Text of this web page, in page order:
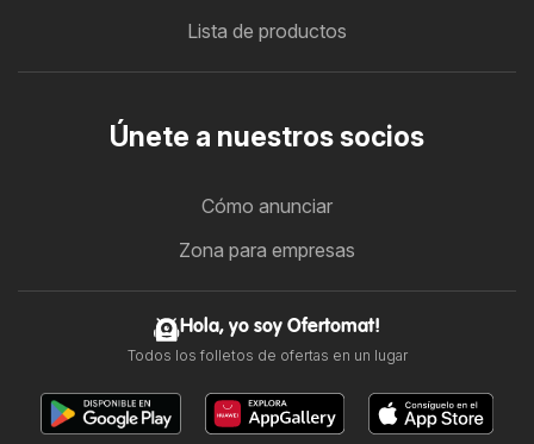
Lista de productos
Únete a nuestros socios
Cómo anunciar
Zona para empresas
Hola, yo soy Ofertomat!
Todos los folletos de ofertas en un lugar